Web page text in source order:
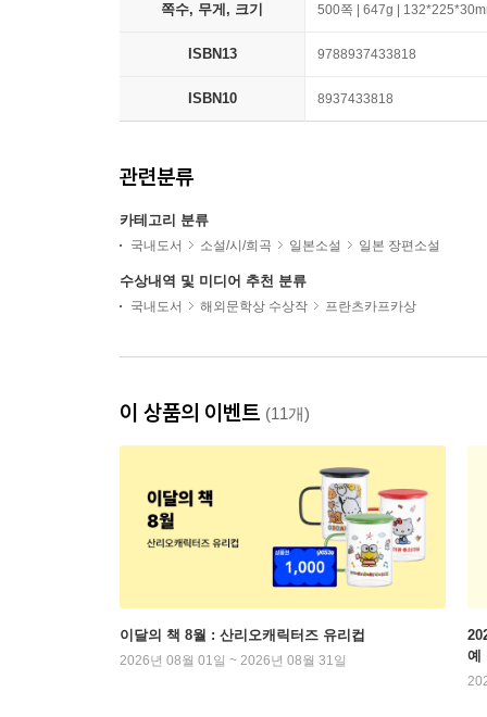
쪽수, 무게, 크기 500쪽 | 647g |
ISBN13 9788937433818
ISBN10 8937433818
관련분류
카테고리 분류
국내도서 소설/시/희곡 일본소설 일본 장편소설
수상내역 및 미디어 추천 분류
국내도서 해외문학상 수상작 프란츠카프카상
이 상품의 이벤트 (11개)
이달의 책 8월 : 산리오캐릭터즈 유리컵
2026년 08월 01일 ~ 2026년 08월 31일
예